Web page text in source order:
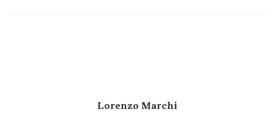
Lorenzo Marchi